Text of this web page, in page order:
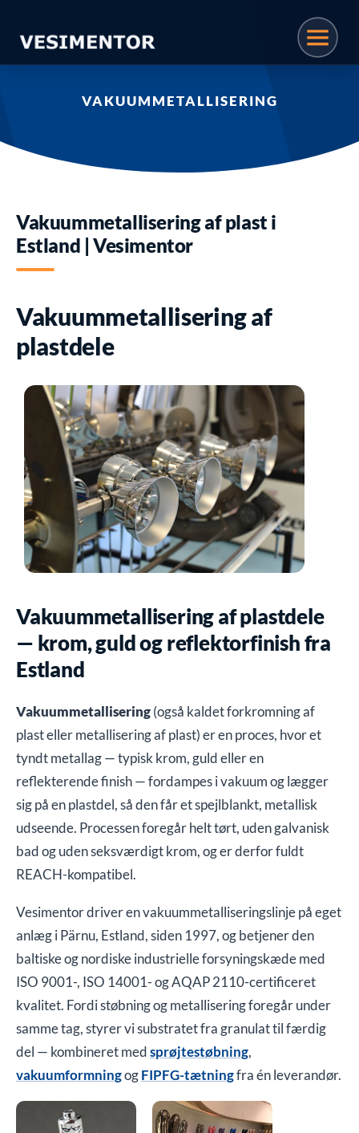
VAKUUMMETALLISERING
Vakuummetallisering af plast i
Estland | Vesimentor
Vakuummetallisering af
plastdele
Vakuummetallisering af plastdele
— krom, guld og reflektorfinish fra
Estland
Vakuummetallisering(også kaldet forkromning af
plast eller metallisering af plast) er en proces, hvor et
tyndt metallag — typisk krom, guld eller en
reflekterende finish — fordampes i vakuum og lægger
sig på en plastdel, så den får et spejlblankt, metallisk
udseende. Processen foregår helt tørt, uden galvanisk
bad og uden seksværdigt krom, og er derfor fuldt
REACH-kompatibel.
Vesimentor driver en vakuummetalliseringslinje på eget
anlæg i Pärnu, Estland, siden 1997, og betjener den
baltiske og nordiske industrielle forsyningskæde med
ISO 9001-, ISO 14001- og AQAP 2110-certificeret
kvalitet. Fordi støbning og metallisering foregår under
samme tag, styrer vi substratet fra granulat til færdig
del — kombineret medsprøjtestøbning,
vakuumformningogFIPFG-tætningfra én leverandør.